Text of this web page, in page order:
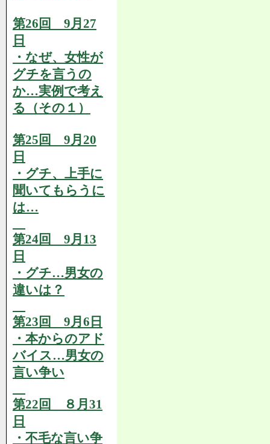
第26回 9月27
日
・なぜ、女性が
グチを言うの
か…実例で考え
る（その１）
第25回 9月20
日
・グチ、上手に
聞いてもらうに
は…
第24回 9月13
日
・グチ…男女の
違いは？
第23回 9月6日
・本からのアド
バイス…男女の
言い争い
第22回 ８月31
日
・不毛な言い争